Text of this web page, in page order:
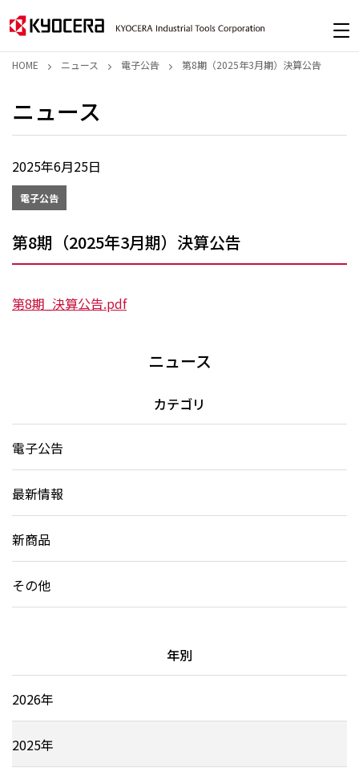
HOME ニュース 電子公告 第8期（2025年3月期）決算公告
ニュース
2025年6月25日
電子公告
第8期（2025年3月期）決算公告
第8期_決算公告.pdf
ニュース
カテゴリ
電子公告
最新情報
新商品
その他
年別
2026年
2025年